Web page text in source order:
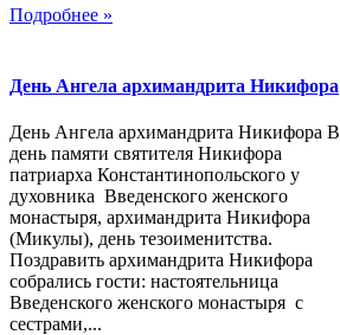
Подробнее »
День Ангела архимандрита Никифора
День Ангела архимандрита Никифора В
день памяти святителя Никифора
патриарха Константинопольского у
духовника Введенского женского
монастыря, архимандрита Никифора
(Микулы), день тезоименитства.
Поздравить архимандрита Никифора
собрались гости: настоятельница
Введенского женского монастыря с
сестрами,...